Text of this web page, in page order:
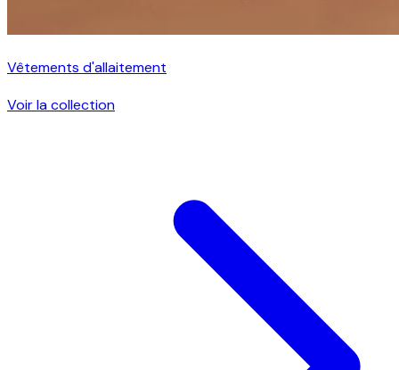
Vêtements d'allaitement
Voir la collection